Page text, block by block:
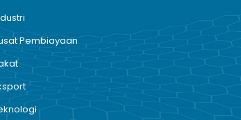
Pembiayaan